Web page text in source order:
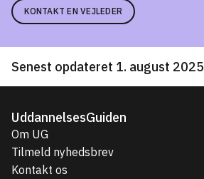
KONTAKT EN VEJLEDER
Senest opdateret 1. august 2025
UddannelsesGuiden
Om UG
Tilmeld nyhedsbrev
Kontakt os